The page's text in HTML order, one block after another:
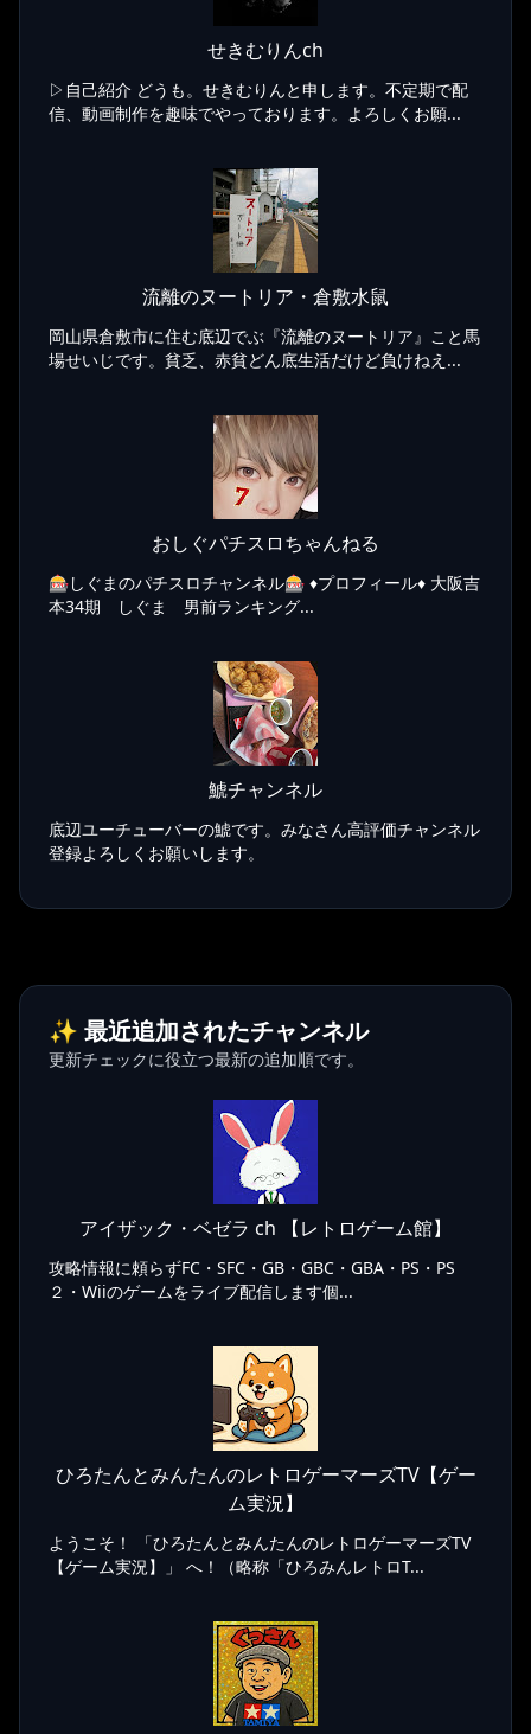
せきむりんch
▷自己紹介 どうも。せきむりんと申します。不定期で配
信、動画制作を趣味でやっております。よろしくお願...
流離のヌートリア・倉敷水鼠
岡山県倉敷市に住む底辺でぶ『流離のヌートリア』こと馬
場せいじです。貧乏、赤貧どん底生活だけど負けねえ...
おしぐパチスロちゃんねる
🎰しぐまのパチスロチャンネル🎰 ♦️プロフィール♦️ 大阪吉
本34期 しぐま 男前ランキング...
鯱チャンネル
底辺ユーチューバーの鯱です。みなさん高評価チャンネル
登録よろしくお願いします。
✨ 最近追加されたチャンネル
更新チェックに役立つ最新の追加順です。
アイザック・ベゼラ ch 【レトロゲーム館】
攻略情報に頼らずFC・SFC・GB・GBC・GBA・PS・PS
２・Wiiのゲームをライブ配信します個...
ひろたんとみんたんのレトロゲーマーズTV【ゲー
ム実況】
ようこそ！ 「ひろたんとみんたんのレトロゲーマーズTV
【ゲーム実況】」 へ！（略称「ひろみんレトロT...